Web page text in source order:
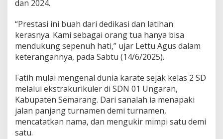
d
a
d
a
r
M
a
d
i
u
n
dan 2024.
“Prestasi ini buah dari dedikasi dan latihan
kerasnya. Kami sebagai orang tua hanya bisa
mendukung sepenuh hati,” ujar Lettu Agus dalam
keterangannya, pada Sabtu (14/6/2025).
Fatih mulai mengenal dunia karate sejak kelas 2 SD
melalui ekstrakurikuler di SDN 01 Ungaran,
Kabupaten Semarang. Dari sanalah ia menapaki
jalan panjang turnamen demi turnamen,
mencatatkan nama, dan mengukir mimpi satu demi
satu.